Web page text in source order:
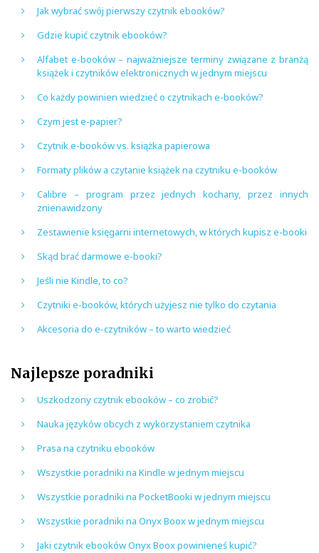
Jak wybrać swój pierwszy czytnik ebooków?
Gdzie kupić czytnik ebooków?
Alfabet e-booków – najważniejsze terminy związane z branżą
książek i czytników elektronicznych w jednym miejscu
Co każdy powinien wiedzieć o czytnikach e-booków?
Czym jest e-papier?
Czytnik e-booków vs. książka papierowa
Formaty plików a czytanie książek na czytniku e-booków
Calibre – program przez jednych kochany, przez innych
znienawidzony
Zestawienie księgarni internetowych, w których kupisz e-booki
Skąd brać darmowe e-booki?
Jeśli nie Kindle, to co?
Czytniki e-booków, których użyjesz nie tylko do czytania
Akcesoria do e-czytników – to warto wiedzieć
Najlepsze poradniki
Uszkodzony czytnik ebooków – co zrobić?
Nauka języków obcych z wykorzystaniem czytnika
Prasa na czytniku ebooków
Wszystkie poradniki na Kindle w jednym miejscu
Wszystkie poradniki na PocketBooki w jednym miejscu
Wszystkie poradniki na Onyx Boox w jednym miejscu
Jaki czytnik ebooków Onyx Boox powinieneś kupić?